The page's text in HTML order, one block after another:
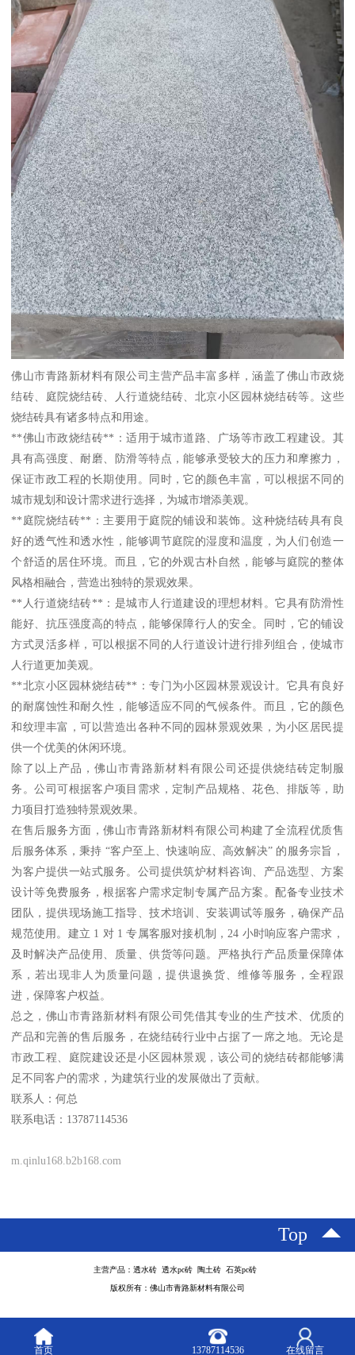
佛山市青路新材料有限公司主营产品丰富多样，涵盖了佛山市政烧
结砖、庭院烧结砖、人行道烧结砖、北京小区园林烧结砖等。这些
烧结砖具有诸多特点和用途。
**佛山市政烧结砖**：适用于城市道路、广场等市政工程建设。其
具有高强度、耐磨、防滑等特点，能够承受较大的压力和摩擦力，
保证市政工程的长期使用。同时，它的颜色丰富，可以根据不同的
城市规划和设计需求进行选择，为城市增添美观。
**庭院烧结砖**：主要用于庭院的铺设和装饰。这种烧结砖具有良
好的透气性和透水性，能够调节庭院的湿度和温度，为人们创造一
个舒适的居住环境。而且，它的外观古朴自然，能够与庭院的整体
风格相融合，营造出独特的景观效果。
**人行道烧结砖**：是城市人行道建设的理想材料。它具有防滑性
能好、抗压强度高的特点，能够保障行人的安全。同时，它的铺设
方式灵活多样，可以根据不同的人行道设计进行排列组合，使城市
人行道更加美观。
**北京小区园林烧结砖**：专门为小区园林景观设计。它具有良好
的耐腐蚀性和耐久性，能够适应不同的气候条件。而且，它的颜色
和纹理丰富，可以营造出各种不同的园林景观效果，为小区居民提
供一个优美的休闲环境。
除了以上产品，佛山市青路新材料有限公司还提供烧结砖定制服
务。公司可根据客户项目需求，定制产品规格、花色、排版等，助
力项目打造独特景观效果。
在售后服务方面，佛山市青路新材料有限公司构建了全流程优质售
后服务体系，秉持 “客户至上、快速响应、高效解决” 的服务宗旨，
为客户提供一站式服务。公司提供筑炉材料咨询、产品选型、方案
设计等免费服务，根据客户需求定制专属产品方案。配备专业技术
团队，提供现场施工指导、技术培训、安装调试等服务，确保产品
规范使用。建立 1 对 1 专属客服对接机制，24 小时响应客户需求，
及时解决产品使用、质量、供货等问题。严格执行产品质量保障体
系，若出现非人为质量问题，提供退换货、维修等服务，全程跟
进，保障客户权益。
总之，佛山市青路新材料有限公司凭借其专业的生产技术、优质的
产品和完善的售后服务，在烧结砖行业中占据了一席之地。无论是
市政工程、庭院建设还是小区园林景观，该公司的烧结砖都能够满
足不同客户的需求，为建筑行业的发展做出了贡献。
联系人：何总
联系电话：13787114536
m.qinlu168.b2b168.com
Top
主营产品：透水砖 透水pc砖 陶土砖 石英pc砖
版权所有：佛山市青路新材料有限公司
首页 13787114536 在线留言